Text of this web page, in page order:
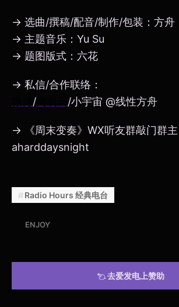
→ 选曲/撰稿/配音/制作/包装：方舟
→ 主题音乐：Yu Su
→ 题图版式：六花
→ 私信/合作联络：
/ /小宇宙 @线性方舟
→ 《周末变奏》WX听友群敲门群主
aharddaysnight
Radio Hours 经典电台
ENJOY
去爱发电上赞助